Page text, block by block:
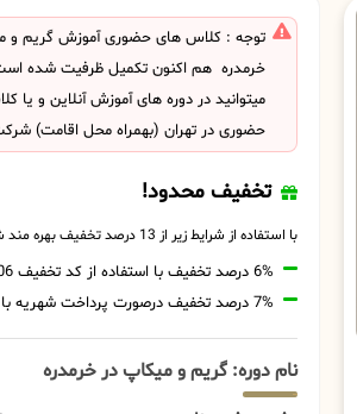
توجه : کلاس های حضوری آموزش گریم و
خرمدره هم اکنون تکمیل ظرفیت شده
میتوانید در دوره های آموزش آنلاین و یا
حضوری در تهران (بهمراه محل اقامت)
تخفیف محدود!
با استفاده از شرایط زیر از 13 درصد تخفیف بهره مند شوید.
6% درصد تخفیف با استفاده از کد تخفیف 20806
7% درصد تخفیف درصورت پرداخت شهریه با رمزارز
نام دوره: گریم و میکاپ در خرمدره